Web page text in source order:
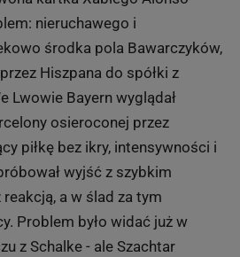
nieruchawego i
środka pola Bawarczyków,
Hiszpana do spółki z
Lwowie Bayern wyglądał
osieroconej przez
piłkę bez ikry, intensywności i
wyjść z szybkim
a w ślad za tym
Problem było widać już w
z Schalke - ale Szachtar